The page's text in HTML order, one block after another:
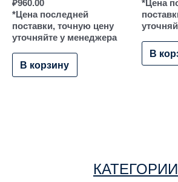
₽960.00
*Цена последней
поставки, точную цену
уточняйте у менеджера
В корзину
*Цена
В
КАТЕГОРИИ